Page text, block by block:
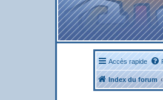
Accès rapide
Index du forum